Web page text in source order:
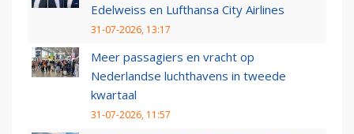
Edelweiss en Lufthansa City Airlines
31-07-2026, 13:17
Meer passagiers en vracht op
Nederlandse luchthavens in tweede
kwartaal
31-07-2026, 11:57